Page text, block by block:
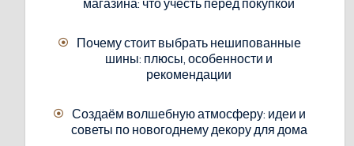
Почему стоит выбрать нешипованные
шины: плюсы, особенности и
рекомендации
Создаём волшебную атмосферу: идеи и
советы по новогоднему декору для дома